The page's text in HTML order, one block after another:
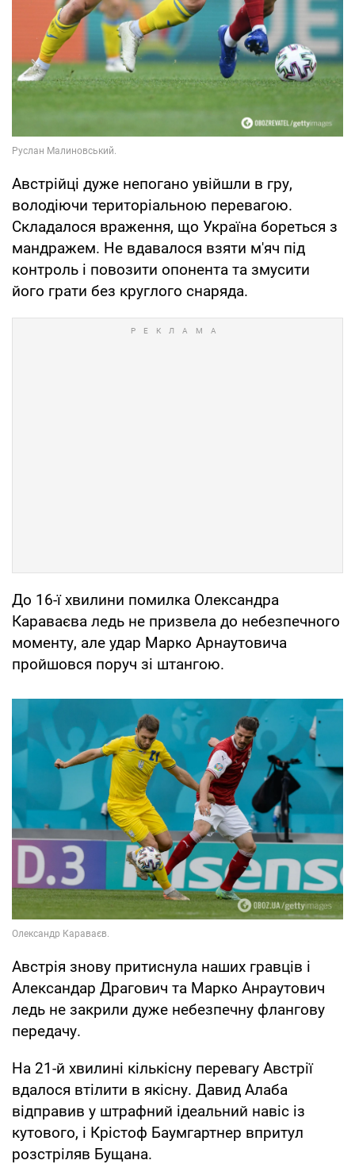
Австрійці дуже непогано увійшли в гру,
володіючи територіальною перевагою.
Складалося враження, що Україна бореться з
мандражем. Не вдавалося взяти м'яч під
контроль і повозити опонента та змусити
його грати без круглого снаряда.
До 16-ї хвилини помилка Олександра
Караваєва ледь не призвела до небезпечного
моменту, але удар Марко Арнаутовича
пройшовся поруч зі штангою.
Австрія знову притиснула наших гравців і
Александар Драгович та Марко Анраутович
ледь не закрили дуже небезпечну флангову
передачу.
На 21-й хвилині кількісну перевагу Австрії
вдалося втілити в якісну. Давид Алаба
відправив у штрафний ідеальний навіс із
кутового, і Крістоф Баумгартнер впритул
розстріляв Бущана.